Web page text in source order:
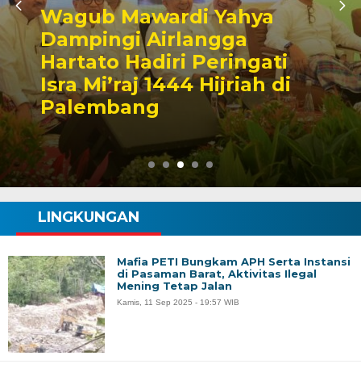
Wagub Mawardi Yahya
Dampingi Airlangga
Hartato Hadiri Peringati
Isra Mi’raj 1444 Hijriah di
Palembang
LINGKUNGAN
Mafia PETI Bungkam APH Serta Instansi
di Pasaman Barat, Aktivitas Ilegal
Mening Tetap Jalan
Kamis, 11 Sep 2025 - 19:57 WIB